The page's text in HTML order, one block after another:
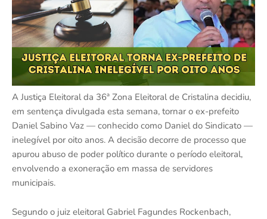
A Justiça Eleitoral da 36ª Zona Eleitoral de Cristalina decidiu,
em sentença divulgada esta semana, tornar o ex-prefeito
Daniel Sabino Vaz — conhecido como Daniel do Sindicato —
inelegível por oito anos. A decisão decorre de processo que
apurou abuso de poder político durante o período eleitoral,
envolvendo a exoneração em massa de servidores
municipais.
Segundo o juiz eleitoral Gabriel Fagundes Rockenbach,